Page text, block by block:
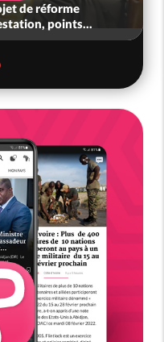
de réforme
points...